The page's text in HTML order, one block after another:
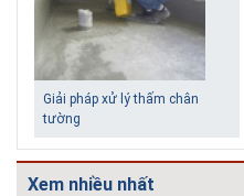
Giải pháp xử lý thấm chân
tường
Xem nhiều nhất